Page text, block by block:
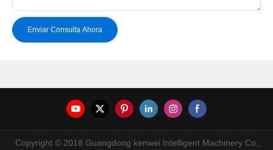
Enviar Consulta Ahora
Copyright © 2018 Guangdong kenwei Intelligent Machinery Co.,